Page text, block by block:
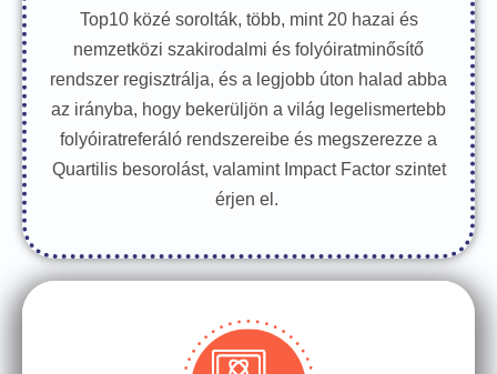
Top10 közé sorolták, több, mint 20 hazai és
nemzetközi szakirodalmi és folyóiratminősítő
rendszer regisztrálja, és a legjobb úton halad abba
az irányba, hogy bekerüljön a világ legelismertebb
folyóiratreferáló rendszereibe és megszerezze a
Quartilis besorolást, valamint Impact Factor szintet
érjen el.